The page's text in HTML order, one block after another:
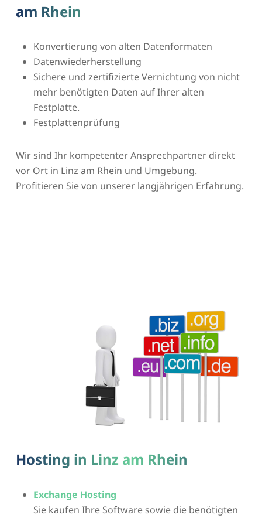
am Rhein
Konvertierung von alten Datenformaten
Datenwiederherstellung
Sichere und zertifizierte Vernichtung von nicht
mehr benötigten Daten auf Ihrer alten
Festplatte.
Festplattenprüfung
Wir sind Ihr kompetenter Ansprechpartner direkt
vor Ort in Linz am Rhein und Umgebung.
Profitieren Sie von unserer langjährigen Erfahrung.
Hosting in Linz am Rhein
Exchange Hosting
Sie kaufen Ihre Software sowie die benötigten